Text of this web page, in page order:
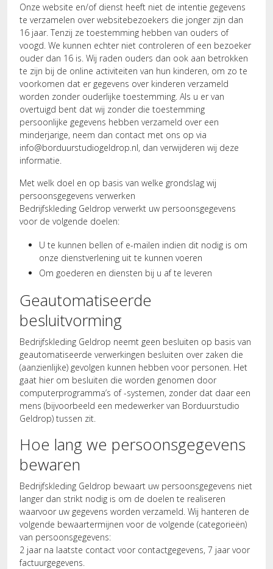
Onze website en/of dienst heeft niet de intentie gegevens
te verzamelen over websitebezoekers die jonger zijn dan
16 jaar. Tenzij ze toestemming hebben van ouders of
voogd. We kunnen echter niet controleren of een bezoeker
ouder dan 16 is. Wij raden ouders dan ook aan betrokken
te zijn bij de online activiteiten van hun kinderen, om zo te
voorkomen dat er gegevens over kinderen verzameld
worden zonder ouderlijke toestemming. Als u er van
overtuigd bent dat wij zonder die toestemming
persoonlijke gegevens hebben verzameld over een
minderjarige, neem dan contact met ons op via
info@borduurstudiogeldrop.nl, dan verwijderen wij deze
informatie.
Met welk doel en op basis van welke grondslag wij
persoonsgegevens verwerken
Bedrijfskleding Geldrop verwerkt uw persoonsgegevens
voor de volgende doelen:
U te kunnen bellen of e-mailen indien dit nodig is om
onze dienstverlening uit te kunnen voeren
Om goederen en diensten bij u af te leveren
Geautomatiseerde
besluitvorming
Bedrijfskleding Geldrop neemt geen besluiten op basis van
geautomatiseerde verwerkingen besluiten over zaken die
(aanzienlijke) gevolgen kunnen hebben voor personen. Het
gaat hier om besluiten die worden genomen door
computerprogramma’s of -systemen, zonder dat daar een
mens (bijvoorbeeld een medewerker van Borduurstudio
Geldrop) tussen zit.
Hoe lang we persoonsgegevens
bewaren
Bedrijfskleding Geldrop bewaart uw persoonsgegevens niet
langer dan strikt nodig is om de doelen te realiseren
waarvoor uw gegevens worden verzameld. Wij hanteren de
volgende bewaartermijnen voor de volgende (categorieën)
van persoonsgegevens:
2 jaar na laatste contact voor contactgegevens, 7 jaar voor
factuurgegevens.